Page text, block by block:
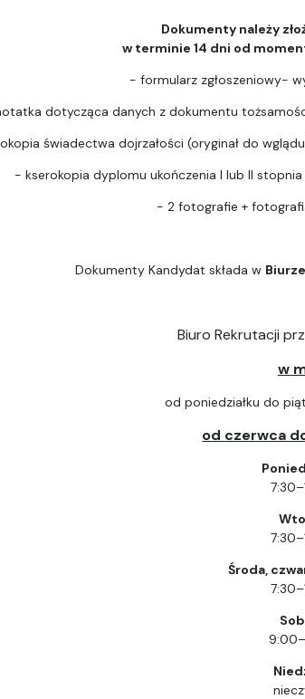
Dokumenty należy
w terminie 14 dni od
- formularz zgłoszeniowy-
dotycząca danych z dokumentu
świadectwa dojrzałości (oryginał do
- kserokopia dyplomu ukończenia I lub II
- 2 fotografie +
Dokumenty Kandydat składa w
Biuro Rekrutacji
w
od poniedziałku do
od czerwca
Środa,